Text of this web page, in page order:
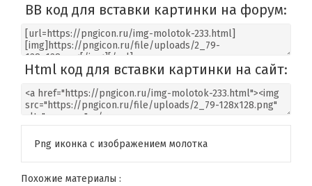
BB код для вставки картинки на форум:
Html код для вставки картинки на сайт:
Png иконка с изображением молотка
Похожие материалы :